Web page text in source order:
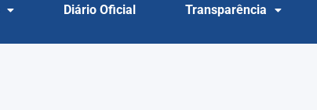
Diário Oficial Transparência